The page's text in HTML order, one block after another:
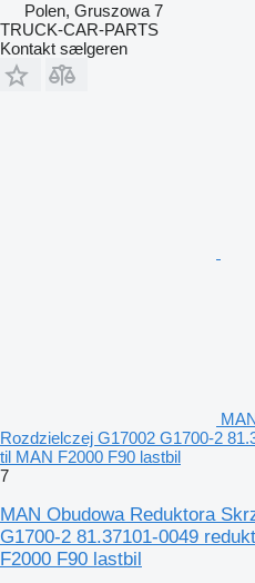
Polen, Gruszowa 7
TRUCK-CAR-PARTS
Kontakt sælgeren
Rozdzielczej G17002 G1700-2
til MAN F2000 F90 lastbil
7
MAN Obudowa Reduktora
G1700-2 81.37101-0049
F2000 F90 lastbil